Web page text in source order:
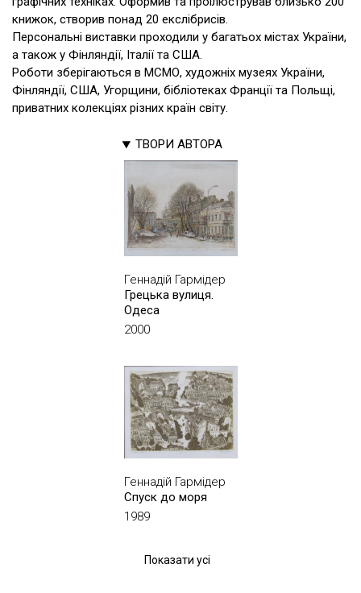
книжок, створив понад 20 екслібрисів.
Персональні виставки проходили у багатьох містах України,
а також у Фінляндії, Італії та США.
Роботи зберігаються в МСМО, художніх музеях України,
Фінляндії, США, Угорщини, бібліотеках Франції та Польщі,
приватних колекціях різних країн світу.
ТВОРИ АВТОРА
Геннадій Гармідер
Грецька вулиця.
Одеса
2000
Геннадій Гармідер
Спуск до моря
1989
Показати усі